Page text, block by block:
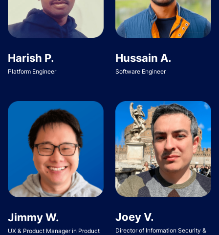
Harish P.
Platform Engineer
Hussain A.
Software Engineer
Jimmy W.
UX & Product Manager in Product
Joey V.
Director of Information Security &